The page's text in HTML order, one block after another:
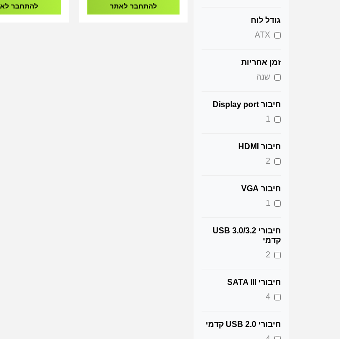
גודל לוח
ATX
זמן אחריות
שנה
חיבור Display port
1
חיבור HDMI
2
חיבור VGA
1
חיבורי 3.2/USB 3.0
קדמי
2
חיבורי SATA III
4
חיבורי USB 2.0 קדמי
להתחבר לאתר
להתחבר